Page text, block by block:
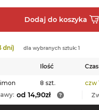
dni) dla wybranych sztuk: 1
Ilość
8 szt.
czw
od 14,90zł